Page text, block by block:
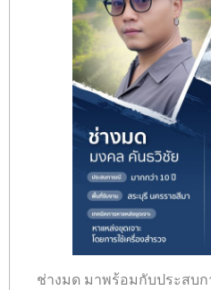
ช่างมด มาพร้อมกับประสบ